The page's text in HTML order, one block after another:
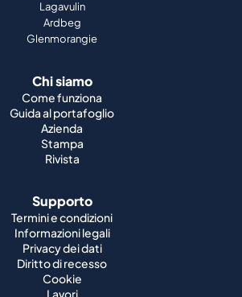
Lagavulin
Ardbeg
Glenmorangie
Chi siamo
Come funziona
Guida al portafoglio
Azienda
Stampa
Rivista
Supporto
Termini e condizioni
Informazioni legali
Privacy dei dati
Diritto di recesso
Cookie
Lavori